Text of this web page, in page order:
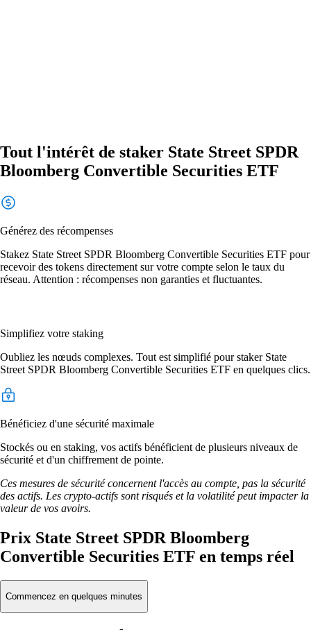
Tout l'intérêt de staker State Street SPDR
Bloomberg Convertible Securities ETF
Générez des récompenses
Stakez State Street SPDR Bloomberg Convertible Securities ETF pour
recevoir des tokens directement sur votre compte selon le taux du
réseau. Attention : récompenses non garanties et fluctuantes.
Simplifiez votre staking
Oubliez les nœuds complexes. Tout est simplifié pour staker State
Street SPDR Bloomberg Convertible Securities ETF en quelques clics.
Bénéficiez d'une sécurité maximale
Stockés ou en staking, vos actifs bénéficient de plusieurs niveaux de
sécurité et d'un chiffrement de pointe.
Ces mesures de sécurité concernent l'accès au compte, pas la sécurité
des actifs. Les crypto-actifs sont risqués et la volatilité peut impacter la
valeur de vos avoirs.
Prix State Street SPDR Bloomberg
Convertible Securities ETF en temps réel
Commencez en quelques minutes